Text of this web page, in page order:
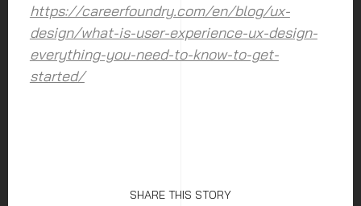
https://careerfoundry.com/en/blog/ux-
design/what-is-user-experience-ux-design-
everything-you-need-to-know-to-get-
started/
SHARE THIS STORY